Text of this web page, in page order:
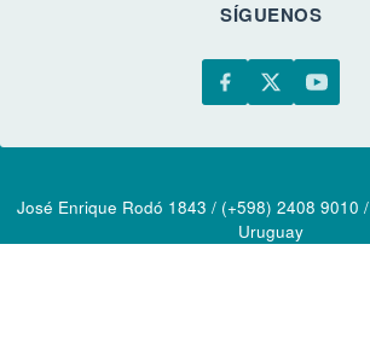
SÍGUENOS
José Enrique Rodó 1843 / (+598) 2408 9010
Uruguay